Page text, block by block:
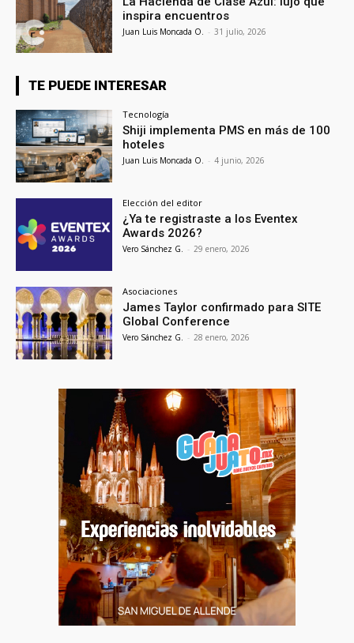
inspira encuentros
Juan Luis Moncada O. - 31 julio, 2026
TE PUEDE INTERESAR
Tecnología
Shiji implementa PMS en más de 100
hoteles
Juan Luis Moncada O. - 4 junio, 2026
Elección del editor
¿Ya te registraste a los Eventex
Awards 2026?
Vero Sánchez G. - 29 enero, 2026
Asociaciones
James Taylor confirmado para SITE
Global Conference
Vero Sánchez G. - 28 enero, 2026